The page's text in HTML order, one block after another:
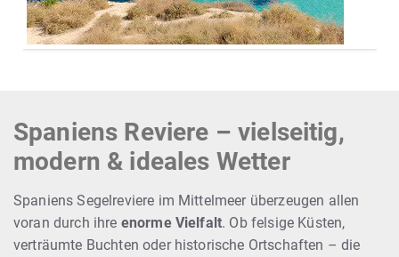
Spaniens Reviere – vielseitig,
modern & ideales Wetter
Spaniens Segelreviere im Mittelmeer überzeugen allen
voran durch ihre enorme Vielfalt. Ob felsige Küsten,
verträumte Buchten oder historische Ortschaften – die